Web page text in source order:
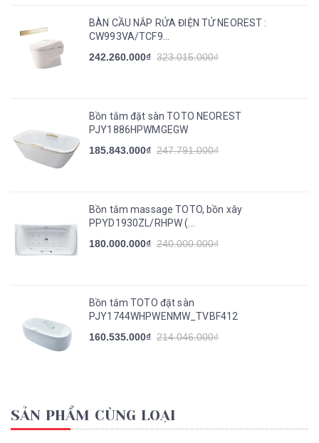
BÀN CẦU NẮP RỬA ĐIỆN TỬ NEOREST :
CW993VA/TCF9...
242.260.000₫ 323.015.000₫
Bồn tắm đặt sàn TOTO NEOREST
PJY1886HPWMGEGW
185.843.000₫ 247.791.000₫
Bồn tắm massage TOTO, bồn xây
PPYD1930ZL/RHPW (...
180.000.000₫ 240.000.000₫
Bồn tắm TOTO đặt sàn
PJY1744WHPWENMW_TVBF412
160.535.000₫ 214.046.000₫
SẢN PHẨM CÙNG LOẠI